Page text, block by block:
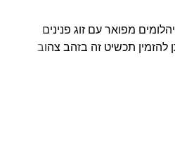
עגיל זהב 14K פנינה ו134 יהלומים מפואר עם זוג פנינים